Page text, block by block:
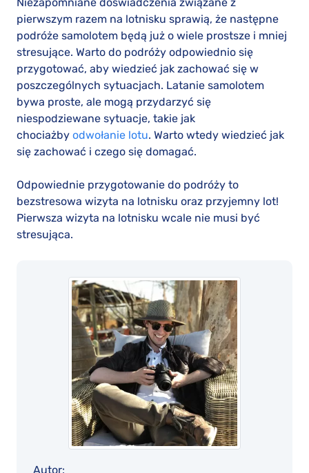
pierwszym razem na lotnisku sprawią, że następne
podróże samolotem będą już o wiele prostsze i mniej
stresujące. Warto do podróży odpowiednio się
przygotować, aby wiedzieć jak zachować się w
poszczególnych sytuacjach. Latanie samolotem
bywa proste, ale mogą przydarzyć się
niespodziewane sytuacje, takie jak
chociażby odwołanie lotu. Warto wtedy wiedzieć jak
się zachować i czego się domagać.
Odpowiednie przygotowanie do podróży to
bezstresowa wizyta na lotnisku oraz przyjemny lot!
Pierwsza wizyta na lotnisku wcale nie musi być
stresująca.
Autor: